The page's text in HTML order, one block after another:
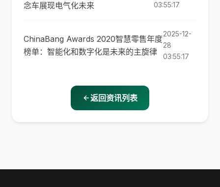
念车展现电气化未来
03:55:17
ChinaBang Awards 2020智慧零售年度
榜单：智能化和数字化是未来的主旋律
2025-12-
28
03:55:17
返回资讯列表